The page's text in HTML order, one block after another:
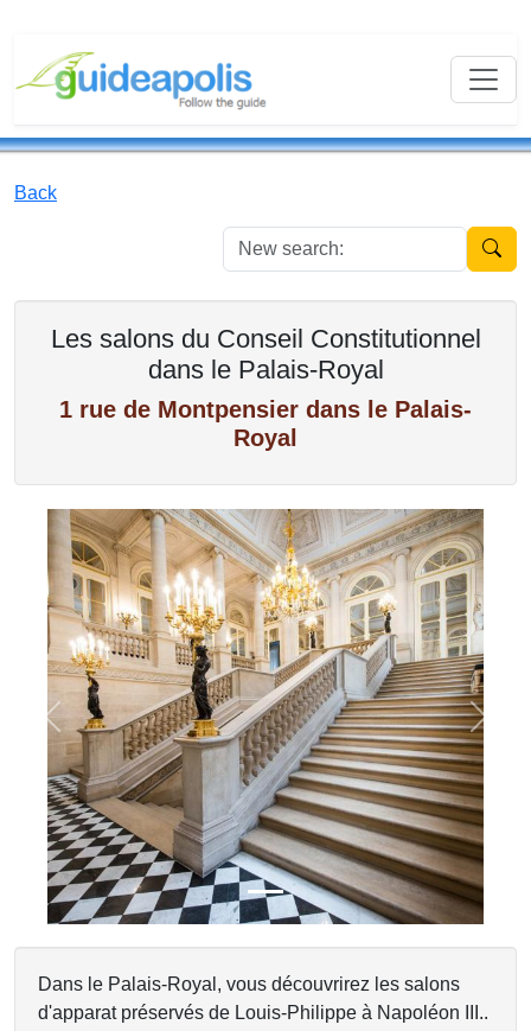
Back
New
Les salons du Conseil Constitutionnel
dans le Palais-Royal
1 rue de Montpensier dans le Palais-
Royal
Previous Next
Dans le Palais-Royal, vous découvrirez les salons
d'apparat préservés de Louis-Philippe à Napoléon III..